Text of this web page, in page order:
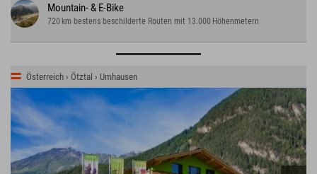
Mountain- & E-Bike
720 km bestens beschilderte Routen mit 13.000 Höhenmetern
Österreich › Ötztal › Umhausen